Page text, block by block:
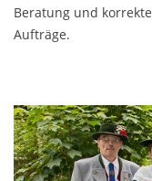
Beratung und
Aufträge.